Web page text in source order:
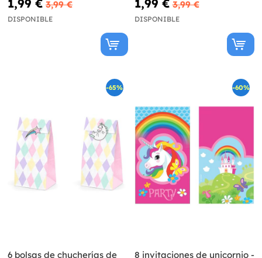
1,99 € 3,99 €
DISPONIBLE
1,99 € 3,99 €
DISPONIBLE
-65%
6 bolsas de chucherías de
-60%
8 invitaciones de unicornio -